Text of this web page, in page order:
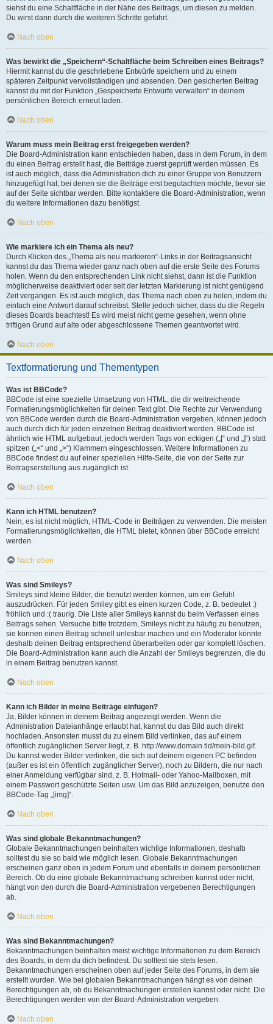
siehst du eine Schaltfläche in der Nähe des Beitrags, um diesen zu melden.
Du wirst dann durch die weiteren Schritte geführt.
Nach oben
Was bewirkt die „Speichern“-Schaltfläche beim Schreiben eines Beitrags?
Hiermit kannst du die geschriebene Entwürfe speichern und zu einem
späteren Zeitpunkt vervollständigen und absenden. Den gesicherten Beitrag
kannst du mit der Funktion „Gespeicherte Entwürfe verwalten“ in deinem
persönlichen Bereich erneut laden.
Nach oben
Warum muss mein Beitrag erst freigegeben werden?
Die Board-Administration kann entschieden haben, dass in dem Forum, in dem
du einen Beitrag erstellt hast, die Beiträge zuerst geprüft werden müssen. Es
ist auch möglich, dass die Administration dich zu einer Gruppe von Benutzern
hinzugefügt hat, bei denen sie die Beiträge erst begutachten möchte, bevor sie
auf der Seite sichtbar werden. Bitte kontaktiere die Board-Administration, wenn
du weitere Informationen dazu benötigst.
Nach oben
Wie markiere ich ein Thema als neu?
Durch Klicken des „Thema als neu markieren“-Links in der Beitragsansicht
kannst du das Thema wieder ganz nach oben auf die erste Seite des Forums
holen. Wenn du den entsprechenden Link nicht siehst, dann ist die Funktion
möglicherweise deaktiviert oder seit der letzten Markierung ist nicht genügend
Zeit vergangen. Es ist auch möglich, das Thema nach oben zu holen, indem du
einfach eine Antwort darauf schreibst. Stelle jedoch sicher, dass du die Regeln
dieses Boards beachtest! Es wird meist nicht gerne gesehen, wenn ohne
triftigen Grund auf alte oder abgeschlossene Themen geantwortet wird.
Nach oben
Textformatierung und Thementypen
Was ist BBCode?
BBCode ist eine spezielle Umsetzung von HTML, die dir weitreichende
Formatierungsmöglichkeiten für deinen Text gibt. Die Rechte zur Verwendung
von BBCode werden durch die Board-Administration vergeben, können jedoch
auch durch dich für jeden einzelnen Beitrag deaktiviert werden. BBCode ist
ähnlich wie HTML aufgebaut, jedoch werden Tags von eckigen („[“ und „]“) statt
spitzen („<“ und „>“) Klammern eingeschlossen. Weitere Informationen zu
BBCode findest du auf einer speziellen Hilfe-Seite, die von der Seite zur
Beitragserstellung aus zugänglich ist.
Nach oben
Kann ich HTML benutzen?
Nein, es ist nicht möglich, HTML-Code in Beiträgen zu verwenden. Die meisten
Formatierungsmöglichkeiten, die HTML bietet, können über BBCode erreicht
werden.
Nach oben
Was sind Smileys?
Smileys sind kleine Bilder, die benutzt werden können, um ein Gefühl
auszudrücken. Für jeden Smiley gibt es einen kurzen Code, z. B. bedeutet :)
fröhlich und :( traurig. Die Liste aller Smileys kannst du beim Verfassen eines
Beitrags sehen. Versuche bitte trotzdem, Smileys nicht zu häufig zu benutzen,
sie können einen Beitrag schnell unlesbar machen und ein Moderator könnte
deshalb deinen Beitrag entsprechend überarbeiten oder gar komplett löschen.
Die Board-Administration kann auch die Anzahl der Smileys begrenzen, die du
in einem Beitrag benutzen kannst.
Nach oben
Kann ich Bilder in meine Beiträge einfügen?
Ja, Bilder können in deinem Beitrag angezeigt werden. Wenn die
Administration Dateianhänge erlaubt hat, kannst du das Bild auch direkt
hochladen. Ansonsten musst du zu einem Bild verlinken, das auf einem
öffentlich zugänglichen Server liegt, z. B. http://www.domain.tld/mein-bild.gif.
Du kannst weder Bilder verlinken, die sich auf deinem eigenen PC befinden
(außer es ist ein öffentlich zugänglicher Server), noch zu Bildern, die nur nach
einer Anmeldung verfügbar sind, z. B. Hotmail- oder Yahoo-Mailboxen, mit
einem Passwort geschützte Seiten usw. Um das Bild anzuzeigen, benutze den
BBCode-Tag „[img]“.
Nach oben
Was sind globale Bekanntmachungen?
Globale Bekanntmachungen beinhalten wichtige Informationen, deshalb
solltest du sie so bald wie möglich lesen. Globale Bekanntmachungen
erscheinen ganz oben in jedem Forum und ebenfalls in deinem persönlichen
Bereich. Ob du eine globale Bekanntmachung schreiben kannst oder nicht,
hängt von den durch die Board-Administration vergebenen Berechtigungen
ab.
Nach oben
Was sind Bekanntmachungen?
Bekanntmachungen beinhalten meist wichtige Informationen zu dem Bereich
des Boards, in dem du dich befindest. Du solltest sie stets lesen.
Bekanntmachungen erscheinen oben auf jeder Seite des Forums, in dem sie
erstellt wurden. Wie bei globalen Bekanntmachungen hängt es von deinen
Berechtigungen ab, ob du Bekanntmachungen erstellen kannst oder nicht. Die
Berechtigungen werden von der Board-Administration vergeben.
Nach oben